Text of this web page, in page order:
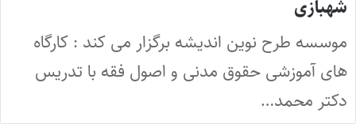
شهبازی
موسسه طرح نوین اندیشه برگزار می کند : کارگاه
های آموزشی حقوق مدنی و اصول فقه با تدریس
دکتر محمد…